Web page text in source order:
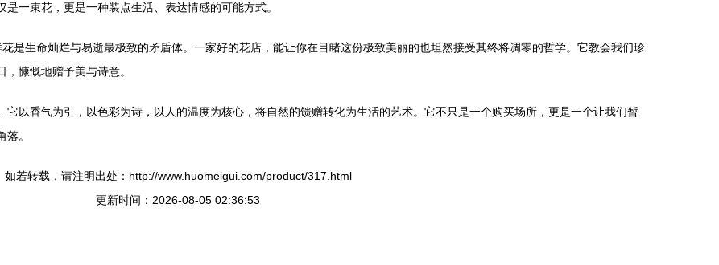
一束花，更是一种装点生活、表达情感的可能方式。
花是生命灿烂与易逝最极致的矛盾体。一家好的花店，能让你在目睹这份极致美丽的也坦然接受其终将凋零的哲学。它教会我们珍
慷慨地赠予美与诗意。
以香气为引，以色彩为诗，以人的温度为核心，将自然的馈赠转化为生活的艺术。它不只是一个购买场所，更是一个让我们暂
。
如若转载，请注明出处：http://www.huomeigui.com/product/317.html
更新时间：2026-08-05 02:36:53